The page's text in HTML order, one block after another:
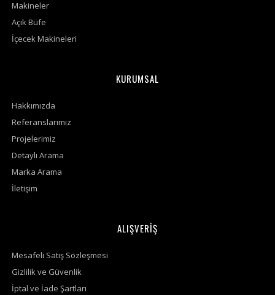
Makineler
Açık Büfe
İçecek Makineleri
KURUMSAL
Hakkımızda
Referanslarımız
Projelerimiz
Detaylı Arama
Marka Arama
İletişim
ALIŞVERİŞ
Mesafeli Satış Sözleşmesi
Gizlilik ve Güvenlik
İptal ve İade Şartları